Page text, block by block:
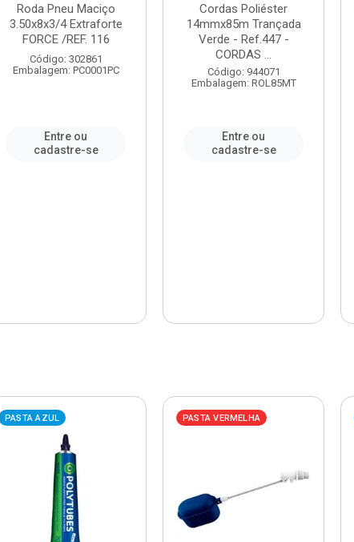
Roda Pneu Maciço
3.50x8x3/4 Extraforte
FORCE /REF. 116
Código: 302861
Embalagem: PC0001PC
Entre ou
cadastre-se
Cordas Poliéster
14mmx85m Trançada
Verde - Ref.447 -
CORDAS ...
Código: 944071
Embalagem: ROL85MT
Entre ou
cadastre-se
PASTA AZUL PASTA VERMELHA